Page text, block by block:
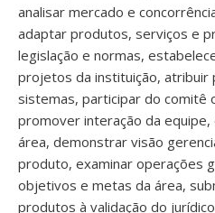
analisar mercado e
adaptar produtos, serviços e
legislação e normas,
projetos da instituição, atribuir
sistemas, participar do comitê
promover interação da
área, demonstrar visão
produto, examinar operações
objetivos e metas da área,
produtos à validação do